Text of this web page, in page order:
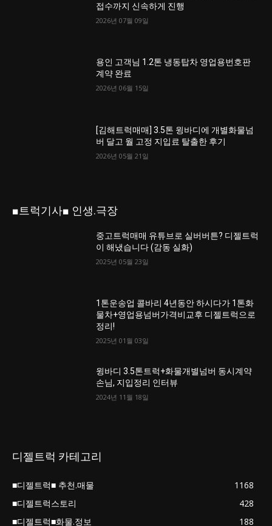
접수까지 신속하게 진행
2026년 07월 09일
용인 고객님 1.2톤 냉동탑차 영업용번호판
계약 완료
2026년 06월 15일
[김해트럭매매] 3.5톤 윙바디에 개별화물넘
버 달고 월 고정 지입료 탈출한 후기
2026년 05월 21일
■트럭기사■ 인생.극장
중고트럭매매 유튜브로 실버버튼? 디젤트럭
이 해냈습니다 (감동 실화)
2025년 05월 23일
1톤운송업 콜바리 4년동안 하시다가 1톤화
물차+영업용넘버가격비교후 디젤트럭으로
정리!
2025년 01월 03일
윙바디 3.5톤트럭+화물개별넘버 동시계약
손님, 지입정리 인터뷰
2024년 11월 18일
디젤트럭 카테고리
■디젤트럭■ 추천.매물
1168
■디젤트럭스토리
428
■디젤트럭■화물.정보
188